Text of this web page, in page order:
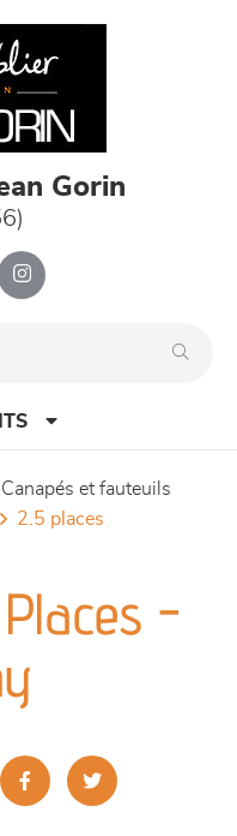
Gorin
canapés et fauteuils
2.5 places
-